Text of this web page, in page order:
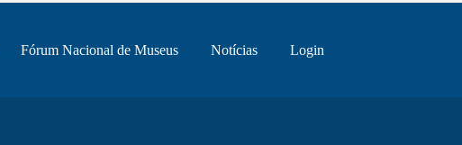
Fórum Nacional de Museus Notícias Login